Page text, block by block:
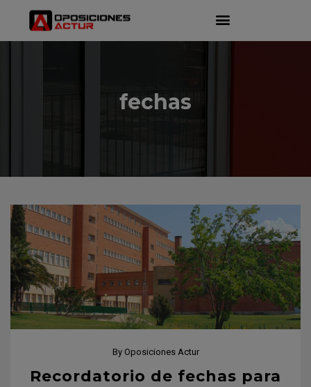
fechas
By Oposiciones Actur
Recordatorio de fechas para